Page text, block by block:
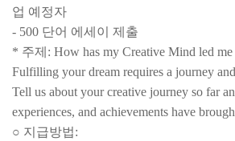
업 예정자
- 500 단어 에세이 제출
* 주제: How has my Creative Mind led
Fulfilling your dream requires a journey
Tell us about your creative journey so far
experiences, and achievements have
○ 지급방법: